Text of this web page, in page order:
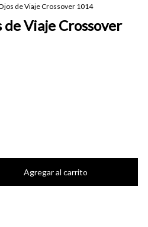
de Viaje Crossover 1014
Viaje Crossover